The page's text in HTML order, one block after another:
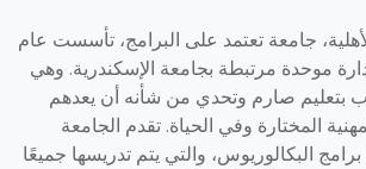
جامعة تعتمد على البرامج، تأسست عام
لإدارة موحدة مرتبطة بجامعة الإسكندرية. وهي
بتعليم صارم وتحدي من شأنه أن يعدهم
المختارة وفي الحياة. تقدم الجامعة
البكالوريوس، والتي يتم تدريسها جميعًا